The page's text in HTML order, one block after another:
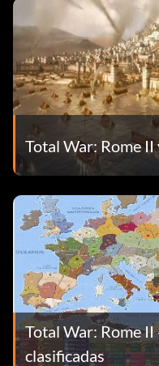
Total War: Rome
Total War: Rome
clasificadas